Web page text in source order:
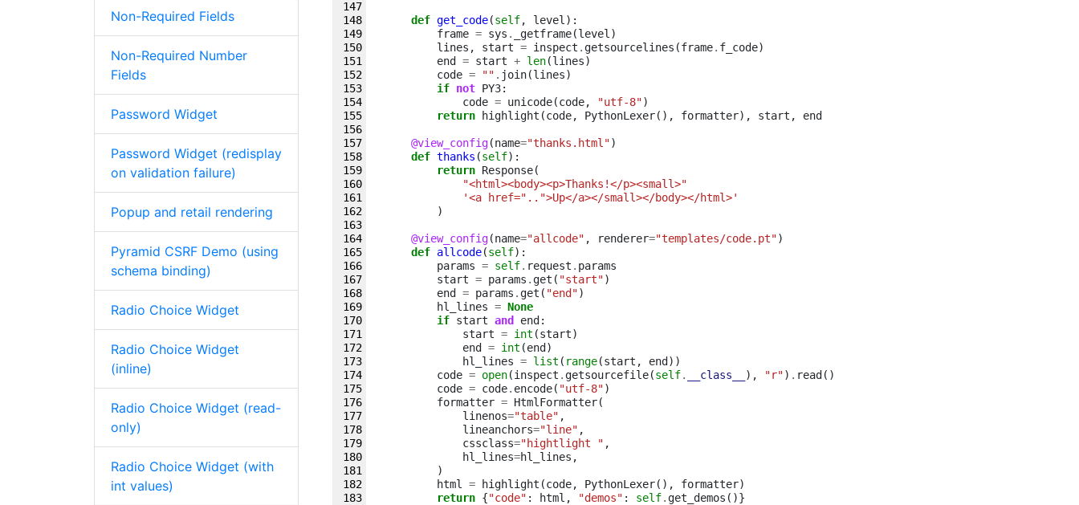
Non-Required Fields
Non-Required Number
Fields
Password Widget
Password Widget (redisplay
on validation failure)
Popup and retail rendering
Pyramid CSRF Demo (using
schema binding)
Radio Choice Widget
Radio Choice Widget
(inline)
Radio Choice Widget (read-
only)
Radio Choice Widget (with
int values)
def get_code(self, level ):
frame = sys . _getframe(level )
lines , start = inspect . getsourcelines (frame. f_code)
end
= start + len(lines)
code = "" . join(lines)
if not PY3:
code = unicode(code, "utf-8")
return
highlight (code, PythonLexer(), formatter), start , end
@view_config(name="thanks.html")
def thanks (self):
return Response(
"<html><body><p>Thanks!</p><small>"
'<a href="..">Up</a></small></body></html>'
)
@view_config(name="allcode" , renderer="templates/code.pt")
def allcode(self):
params = self. request . params
start = params . get ( "start")
end
= params . get ( "end")
hl_lines = None
if start and end :
start = int (start)
end
= int (end )
hl_lines = list ( range(start , end ))
code = open(inspect . getsourcefile(self. __class__ ), "r") . read ()
code = code. encode( "utf-8")
formatter = HtmlFormatter(
linenos="table" ,
lineanchors="line" ,
cssclass="hightlight " ,
hl_lines=hl_lines ,
)
html
= highlight (code, PythonLexer(), formatter)
return {"code" : html , "demos" : self. get_demos ()}